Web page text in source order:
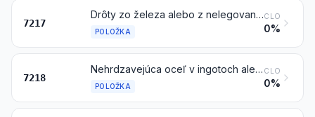
7217
Drôty zo železa alebo z nelegovanej ocele
POLOŽKA
CLO
0%
7218
Nehrdzavejúca oceľ v ingotoch alebo v ostatných základných tvaroch; polotovary z nehrdzavejúcej ocele
POLOŽKA
CLO
0%